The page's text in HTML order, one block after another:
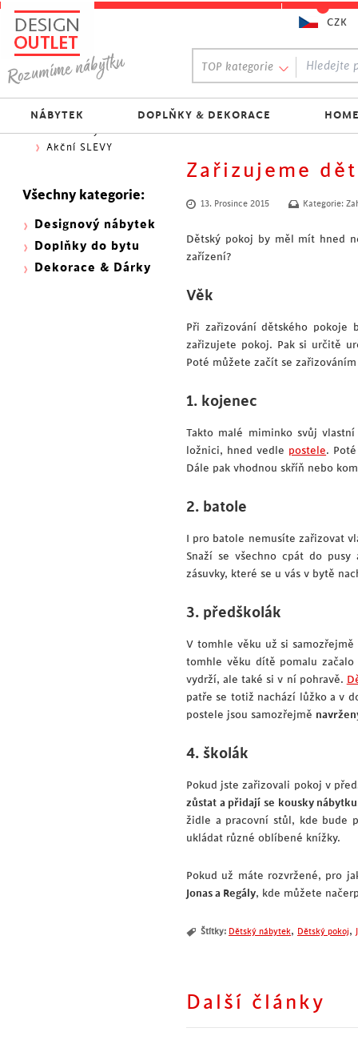
Zařizujeme
13. Prosince 2015 Kategorie:
Dětský pokoj by měl mít hned
zařízení?
Věk
Při zařizování dětského
zařizujete pokoj. Pak si určitě
Poté můžete začít se
1. kojenec
Takto malé miminko svůj
ložnici, hned vedle postele.
Dále pak vhodnou skříň nebo
2. batole
I pro batole nemusíte zařizovat
Snaží se všechno cpát do
zásuvky, které se u vás v bytě
3. předškolák
V tomhle věku už si
tomhle věku dítě pomalu
vydrží, ale také si v ní pohravě.
patře se totiž nachází lůžko a v
postele jsou samozřejmě
4. školák
Pokud jste zařizovali pokoj v
zůstat a přidají se kousky
židle a pracovní stůl, kde bude
ukládat různé oblíbené knížky.
Pokud už máte rozvržené, pro
Jonas a Regály, kde můžete
Štítky: Dětský nábytek, Dětský pokoj,
Další články
Oblíbený výběr:
300 NOVINEK
333 BESTSELLERŮ
Nejlevnější do 1.500 Kč
Skladovky
Akční SLEVY
Všechny kategorie:
Designový nábytek
Doplňky do bytu
Dekorace & Dárky
TOP kategorie
NÁBYTEK DOPLŇKY & DEKORACE
CZK